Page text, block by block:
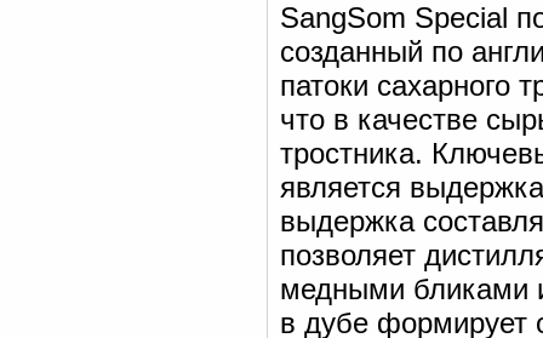
SangSom Special
созданный по
патоки сахарного
что в качестве
тростника.
является
выдержка
позволяет
медными бликами
в дубе формирует